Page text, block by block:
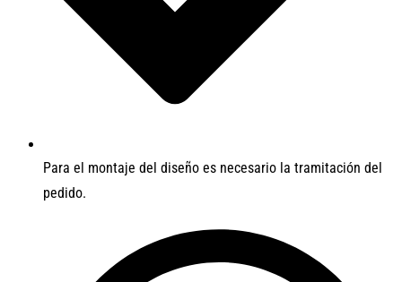
Para el montaje del diseño es necesario la tramitación del
pedido.